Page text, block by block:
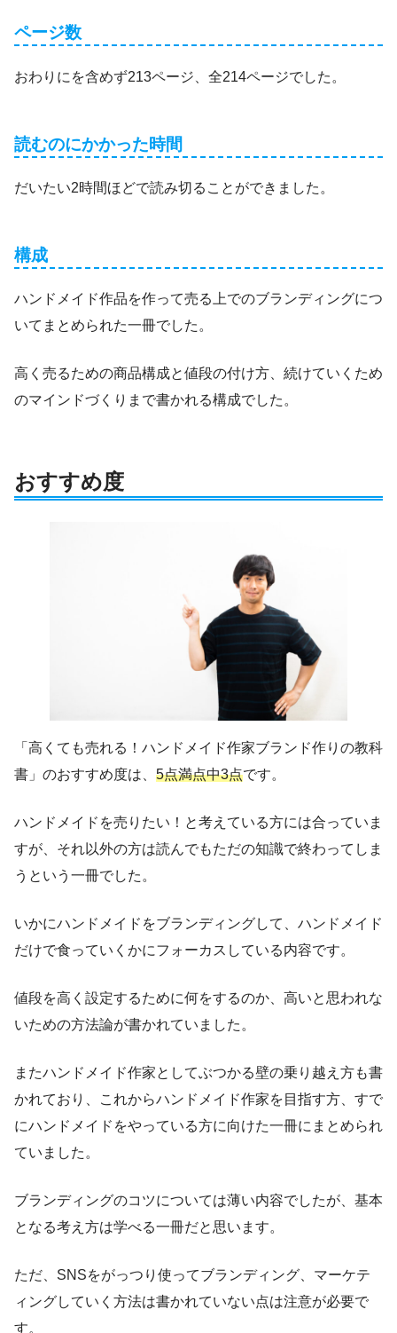
ページ数
おわりにを含めず213ページ、全214ページでした。
読むのにかかった時間
だいたい2時間ほどで読み切ることができました。
構成
ハンドメイド作品を作って売る上でのブランディングにつ
いてまとめられた一冊でした。
高く売るための商品構成と値段の付け方、続けていくため
のマインドづくりまで書かれる構成でした。
おすすめ度
「高くても売れる！ハンドメイド作家ブランド作りの教科
書」のおすすめ度は、 5点満点中3点です。
ハンドメイドを売りたい！と考えている方には合っていま
すが、それ以外の方は読んでもただの知識で終わってしま
うという一冊でした。
いかにハンドメイドをブランディングして、ハンドメイド
だけで食っていくかにフォーカスしている内容です。
値段を高く設定するために何をするのか、高いと思われな
いための方法論が書かれていました。
またハンドメイド作家としてぶつかる壁の乗り越え方も書
かれており、これからハンドメイド作家を目指す方、すで
にハンドメイドをやっている方に向けた一冊にまとめられ
ていました。
ブランディングのコツについては薄い内容でしたが、基本
となる考え方は学べる一冊だと思います。
ただ、SNSをがっつり使ってブランディング、マーケテ
ィングしていく方法は書かれていない点は注意が必要で
す。